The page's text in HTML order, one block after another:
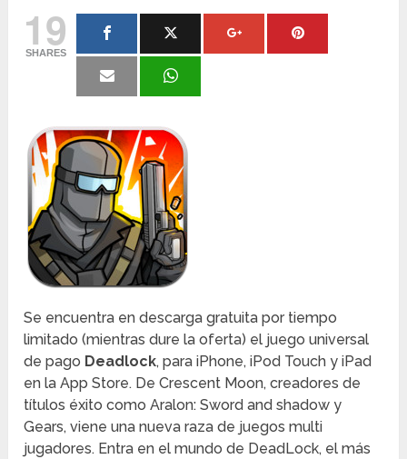
19
SHARES
Se encuentra en descarga gratuita por tiempo
limitado (mientras dure la oferta) el juego universal
de pago Deadlock, para iPhone, iPod Touch y iPad
en la App Store. De Crescent Moon, creadores de
títulos éxito como Aralon: Sword and shadow y
Gears, viene una nueva raza de juegos multi
jugadores. Entra en el mundo de DeadLock, el más